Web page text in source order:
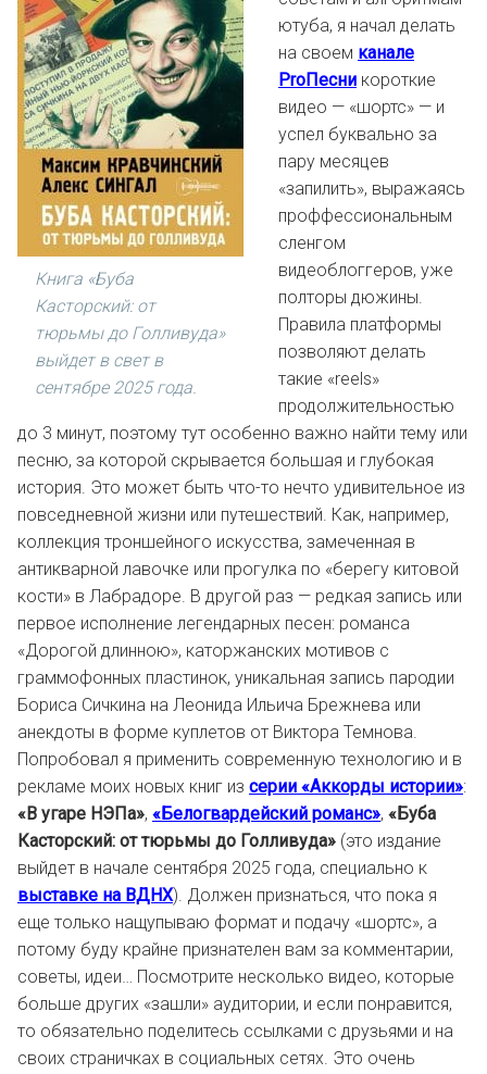
Книга «Буба
Касторский: от
тюрьмы до Голливуда»
выйдет в свет в
сентябре 2025 года.
ютуба, я начал делать
на своем канале
ProПесни короткие
видео — «шортс» — и
успел буквально за
пару месяцев
«запилить», выражаясь
проффессиональным
сленгом
видеоблоггеров, уже
полторы дюжины.
Правила платформы
позволяют делать
такие «reels»
продолжительностью
до 3 минут, поэтому тут особенно важно найти тему или
песню, за которой скрывается большая и глубокая
история. Это может быть что-то нечто удивительное из
повседневной жизни или путешествий. Как, например,
коллекция троншейного искусства, замеченная в
антикварной лавочке или прогулка по «берегу китовой
кости» в Лабрадоре. В другой раз — редкая запись или
первое исполнение легендарных песен: романса
«Дорогой длинною», каторжанских мотивов с
граммофонных пластинок, уникальная запись пародии
Бориса Сичкина на Леонида Ильича Брежнева или
анекдоты в форме куплетов от Виктора Темнова.
Попробовал я применить современную технологию и в
рекламе моих новых книг из серии «Аккорды истории»:
«В угаре НЭПа», «Белогвардейский романс», «Буба
Касторский: от тюрьмы до Голливуда» (это издание
выйдет в начале сентября 2025 года, специально к
выставке на ВДНХ). Должен признаться, что пока я
еще только нащупываю формат и подачу «шортс», а
потому буду крайне признателен вам за комментарии,
советы, идеи… Посмотрите несколько видео, которые
больше других «зашли» аудитории, и если понравится,
то обязательно поделитесь ссылками с друзьями и на
своих страничках в социальных сетях. Это очень